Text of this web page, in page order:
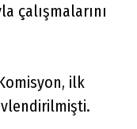
çalışmalarını
ilk